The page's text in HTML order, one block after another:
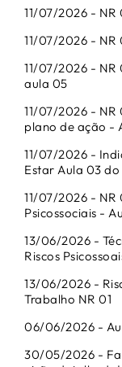
11/07/2026 - NR
11/07/2026 - NR
11/07/2026 - NR
aula 05
11/07/2026 - NR
plano de ação -
11/07/2026 -
Estar Aula 03
11/07/2026 - NR
Psicossociais -
13/06/2026 -
Riscos
13/06/2026 -
Trabalho NR 01
06/06/2026 -
30/05/2026 -